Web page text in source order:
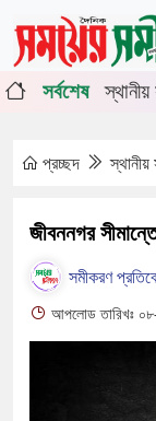
শিরোনাম
মেহেরপুরে
সর্বশেষ
স্থানীয়
প্রচ্ছদ স্থানীয়
জীবননগর
সমীকরণ
আপলোড তারিখঃ